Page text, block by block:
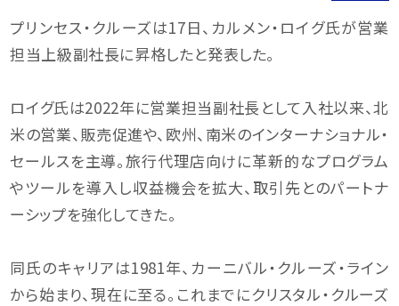
プリンセス・クルーズは17日、カルメン・ロイグ氏が営業
担当上級副社長に昇格したと発表した。
ロイグ氏は2022年に営業担当副社長として入社以来、北
米の営業、販売促進や、欧州、南米のインターナショナル・
セールスを主導。旅行代理店向けに革新的なプログラム
やツールを導入し収益機会を拡大、取引先とのパートナ
ーシップを強化してきた。
同氏のキャリアは1981年、カーニバル・クルーズ・ライン
から始まり、現在に至る。これまでにクリスタル・クルーズ